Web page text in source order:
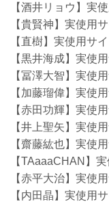
【酒井リョウ】実
【貴賢神】実使用
【直樹】実使用サ
【黒井海成】実使
【冨澤大智】実使
【加藤瑠偉】実使
【赤田功輝】実使
【井上聖矢】実使
【齋藤紘也】実使
【TAaaaCHAN】
【赤平大治】実使
【内田晶】実使用